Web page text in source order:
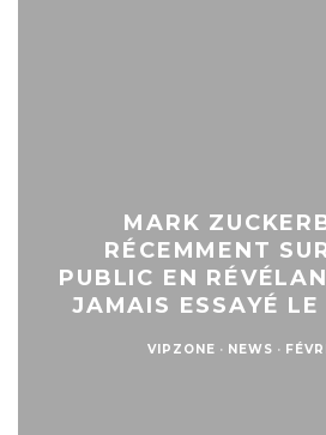
MARK
RÉCEMMENT
PUBLIC EN
JAMAIS ESSAYÉ
VIPZONE · NEWS ·